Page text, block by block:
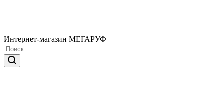
Интернет-магазин МЕГАРУФ